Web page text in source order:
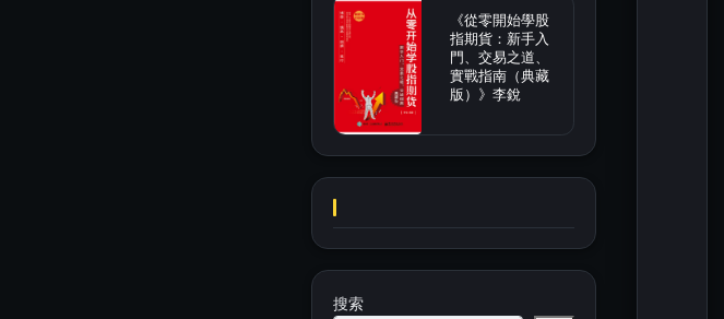
《從零開始學股
指期貨：新手入
門、交易之道、
實戰指南（典藏
版）》李銳
搜索